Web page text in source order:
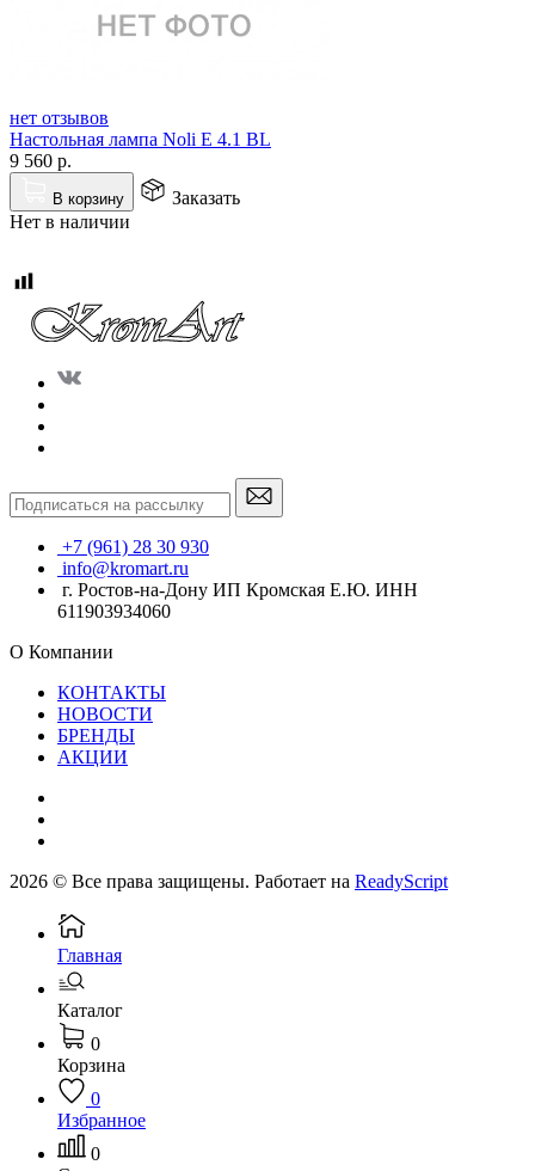
нет отзывов
Настольная лампа Noli E 4.1 BL
9 560 р.
В корзину
Заказать
Нет в наличии
+7 (961) 28 30 930
info@kromart.ru
г. Ростов-на-Дону ИП Кромская Е.Ю. ИНН
611903934060
О Компании
КОНТАКТЫ
НОВОСТИ
БРЕНДЫ
АКЦИИ
2026 © Все права защищены. Работает на ReadyScript
Главная
Каталог
0
Корзина
0
Избранное
0